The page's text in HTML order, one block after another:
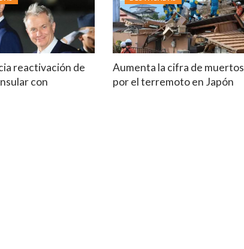
reactivación de
con
Aumenta la cifra de muertos
por el terremoto en Japón